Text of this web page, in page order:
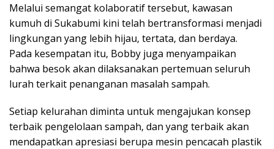
Melalui semangat kolaboratif tersebut, kawasan
kumuh di Sukabumi kini telah bertransformasi menjadi
lingkungan yang lebih hijau, tertata, dan berdaya.
Pada kesempatan itu, Bobby juga menyampaikan
bahwa besok akan dilaksanakan pertemuan seluruh
lurah terkait penanganan masalah sampah.
Setiap kelurahan diminta untuk mengajukan konsep
terbaik pengelolaan sampah, dan yang terbaik akan
mendapatkan apresiasi berupa mesin pencacah plastik